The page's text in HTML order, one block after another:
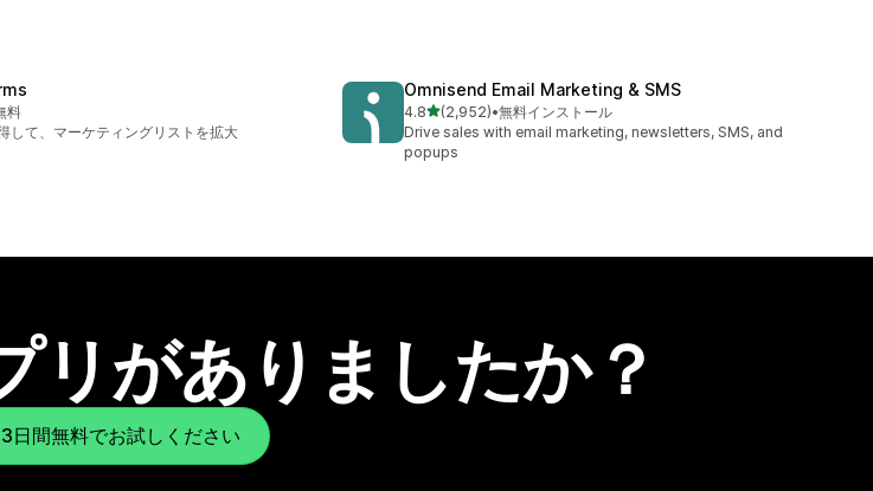
：664件
料
して、マーケティングリストを拡大
Omnisend Email Marketing & SMS
4.85つ星中
(2,952)
合計レビュー数：2952件
•無料インストール
Drive sales with email marketing, newsletters, SMS, and
popups
リがありましたか？
日間無料でお試しください